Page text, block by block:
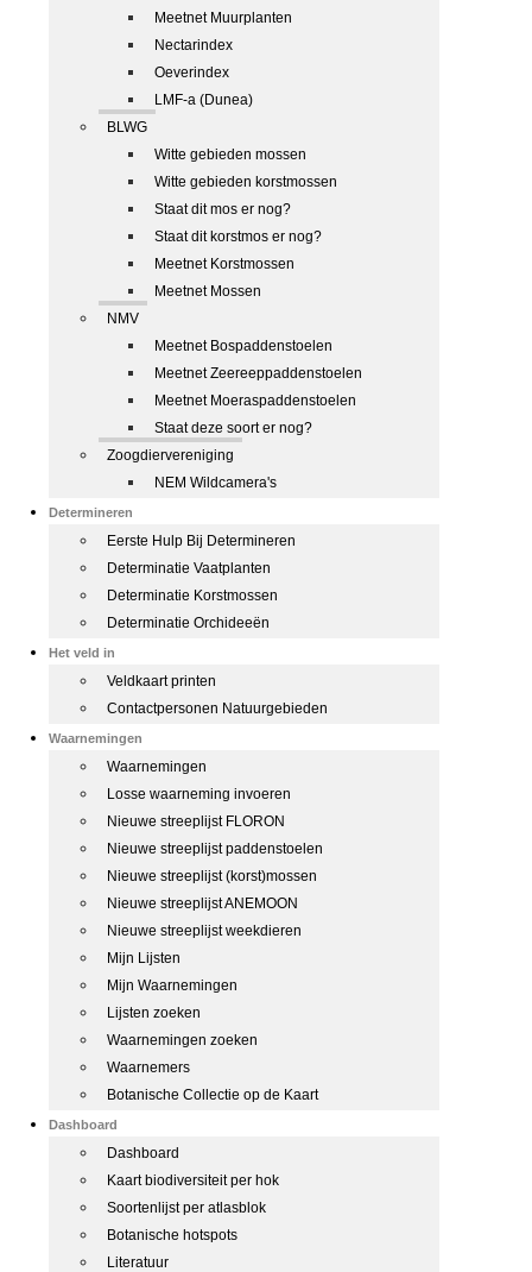
Meetnet Muurplanten
Nectarindex
Oeverindex
LMF-a (Dunea)
BLWG
Witte gebieden mossen
Witte gebieden korstmossen
Staat dit mos er nog?
Staat dit korstmos er nog?
Meetnet Korstmossen
Meetnet Mossen
NMV
Meetnet Bospaddenstoelen
Meetnet Zeereeppaddenstoelen
Meetnet Moeraspaddenstoelen
Staat deze soort er nog?
Zoogdiervereniging
NEM Wildcamera's
Determineren
Eerste Hulp Bij Determineren
Determinatie Vaatplanten
Determinatie Korstmossen
Determinatie Orchideeën
Het veld in
Veldkaart printen
Contactpersonen Natuurgebieden
Waarnemingen
Waarnemingen
Losse waarneming invoeren
Nieuwe streeplijst FLORON
Nieuwe streeplijst paddenstoelen
Nieuwe streeplijst (korst)mossen
Nieuwe streeplijst ANEMOON
Nieuwe streeplijst weekdieren
Mijn Lijsten
Mijn Waarnemingen
Lijsten zoeken
Waarnemingen zoeken
Waarnemers
Botanische Collectie op de Kaart
Dashboard
Dashboard
Kaart biodiversiteit per hok
Soortenlijst per atlasblok
Botanische hotspots
Literatuur